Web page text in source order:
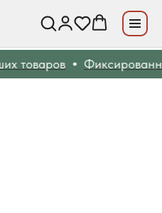
товаров